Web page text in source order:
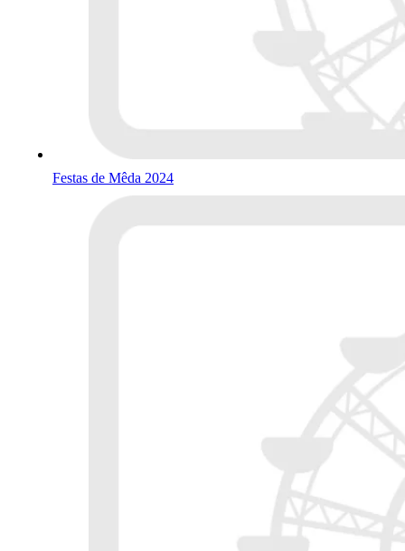
Festas de Mêda 2024